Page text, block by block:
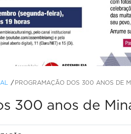
PROGRAMAÇÃO DOS 300 ANOS DE
300 anos de